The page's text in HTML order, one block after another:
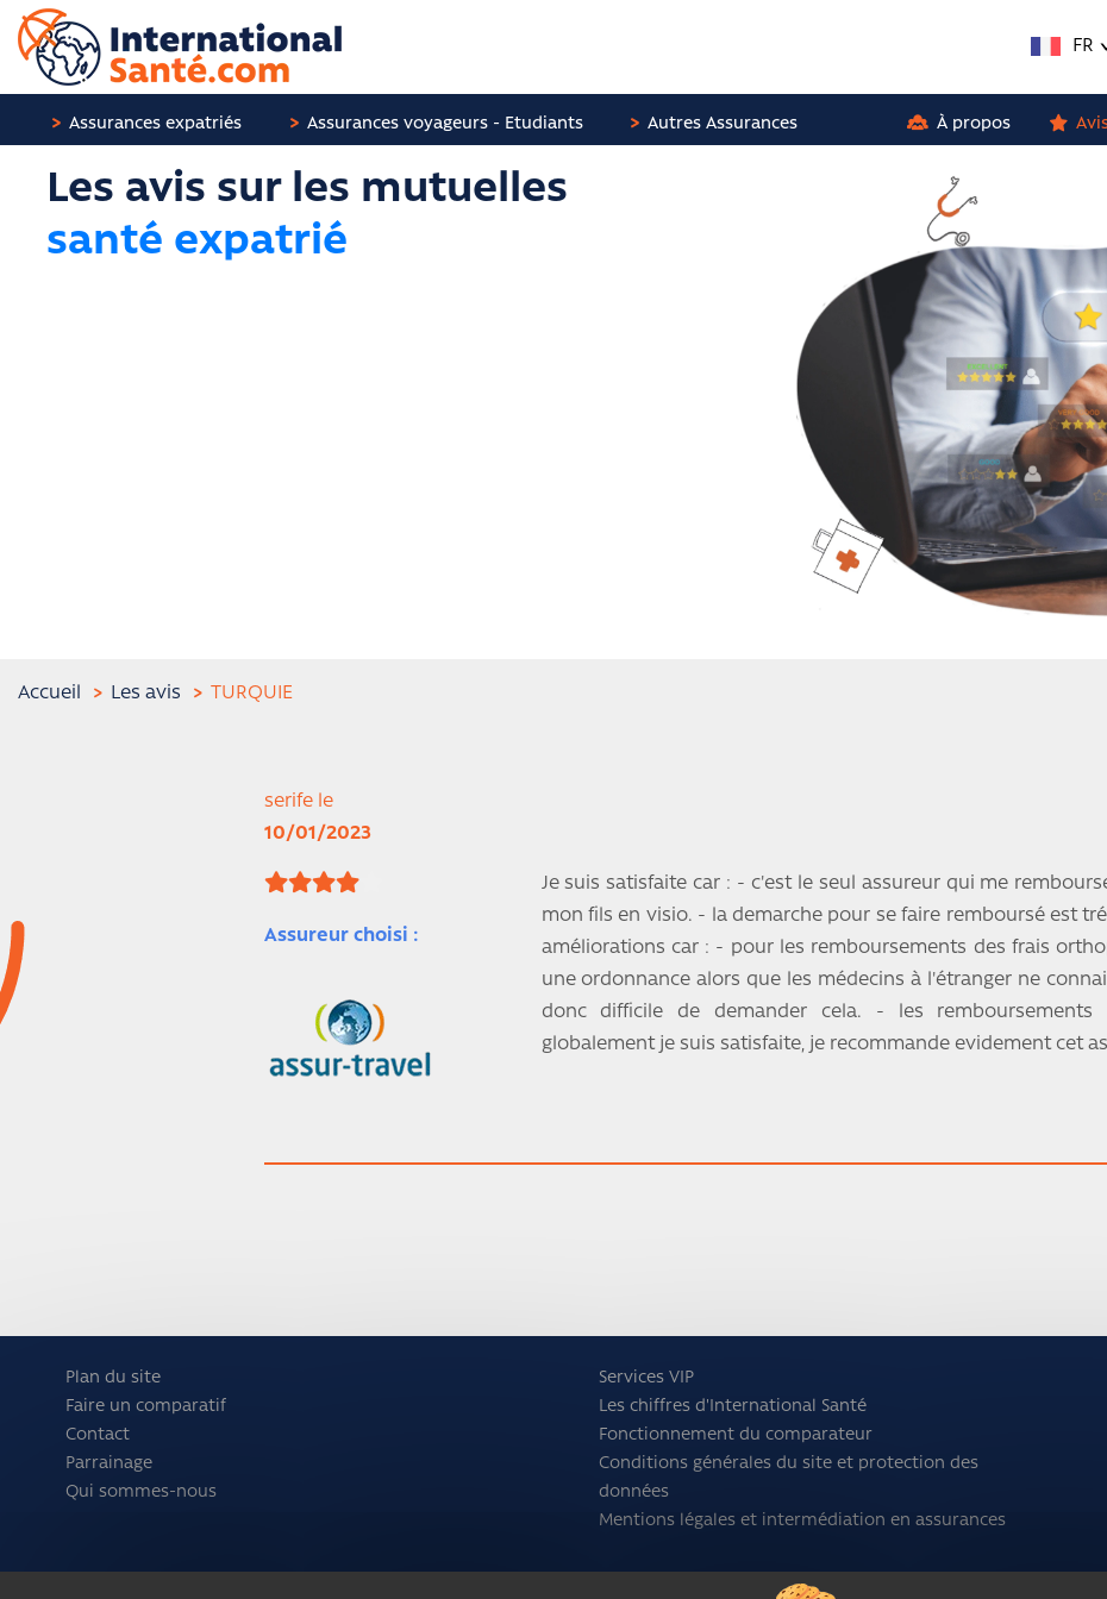
FR
Assurances expatriés Assurances voyageurs - Etudiants Autres Assurances À propos
Les avis sur les mutuelles
santé expatrié
Accueil Les avis TURQUIE
serife le
10/01/2023
Assureur choisi :
Je suis satisfaite car : - c'est le seul assureur qui me
mon fils en visio. - la demarche pour se faire remboursé est
améliorations car : - pour les remboursements des frais
une ordonnance alors que les médecins à l'étranger ne
donc difficile de demander cela. - les remboursements
globalement je suis satisfaite, je recommande evidement cet
Plan du site
Faire un comparatif
Contact
Parrainage
Qui sommes-nous
Services VIP
Les chiffres d'International Santé
Fonctionnement du comparateur
Conditions générales du site et protection des
données
Mentions légales et intermédiation en assurances
Panneau de gestion des cookies